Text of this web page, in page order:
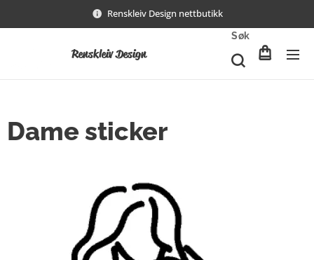
Renskleiv Design nettbutikk
Renskleiv Design
Søk
Dame sticker